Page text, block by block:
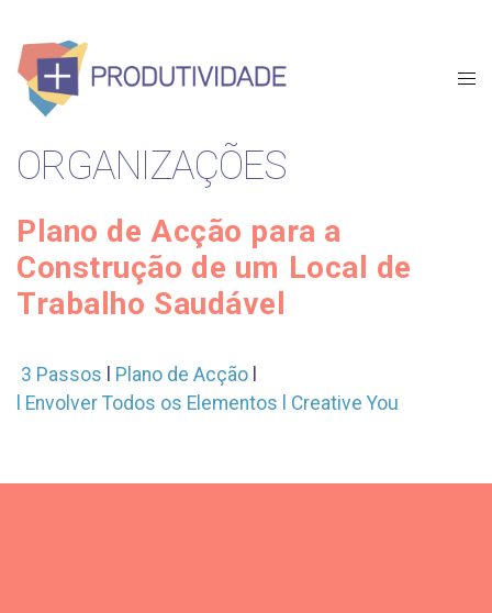
ORGANIZAÇÕES
Plano de Acção para a
Construção de um Local de
Trabalho Saudável
3 Passos Plano de Acção
l Envolver Todos os Elementos
l Creative You